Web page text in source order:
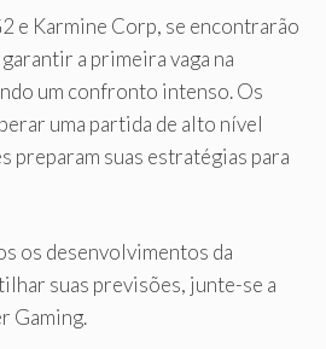
e Karmine Corp, se encontrarão
a primeira vaga na
um confronto intenso. Os
uma partida de alto nível
preparam suas estratégias para
os desenvolvimentos da
suas previsões, junte-se a
Gaming.